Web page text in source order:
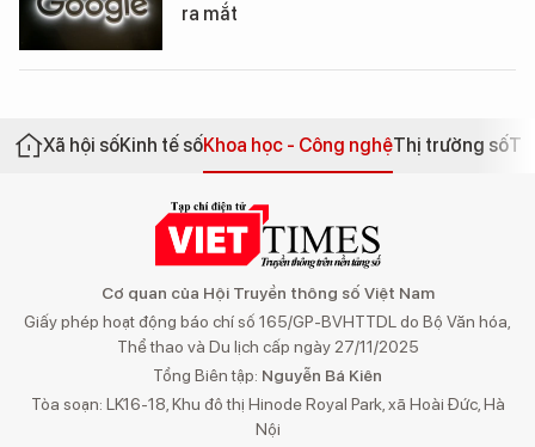
ra mắt
Xã hội sốKinh tế sốKhoa học - Công nghệThị trường số
Cơ quan của Hội Truyền thông số Việt Nam
Giấy phép hoạt động báo chí số 165/GP-BVHTTDL do Bộ Văn hóa,
Thể thao và Du lịch cấp ngày 27/11/2025
Tổng Biên tập: Nguyễn Bá Kiên
Tòa soạn: LK16-18, Khu đô thị Hinode Royal Park, xã Hoài Đức, Hà
Nội